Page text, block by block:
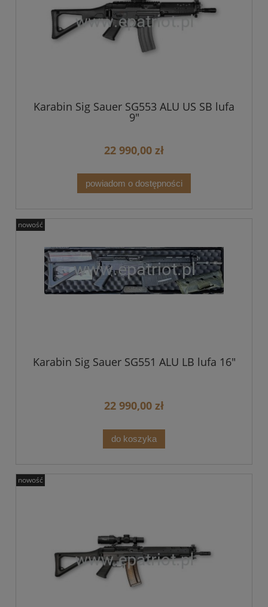
Karabin Sig Sauer SG553 ALU US SB lufa
9"
22 990,00 zł
powiadom o dostępności
Karabin Sig Sauer SG551 ALU LB lufa 16"
22 990,00 zł
do koszyka
nowość
nowość